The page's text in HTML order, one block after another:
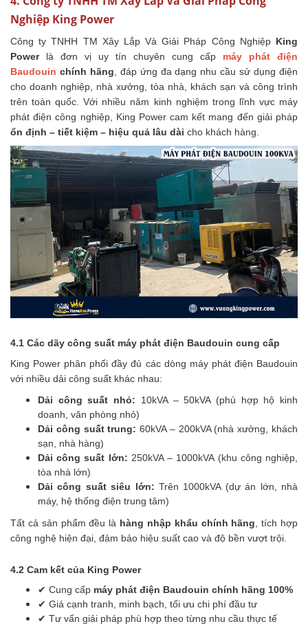
Nghiệp King Power
Công ty TNHH TM Xây Lắp Và Giải Pháp Công Nghiệp King
Powerlà đơn vị uy tín chuyên cung cấp máy phát điện
Baudouin chính hãng , đáp ứng đa dạng nhu cầu sử dụng điện
cho doanh nghiệp, nhà xưởng, tòa nhà, khách sạn và công trình
trên toàn quốc. Với nhiều năm kinh nghiệm trong lĩnh vực máy
phát điện công nghiệp, King Power cam kết mang đến giải pháp
ổn định – tiết kiệm – hiệu quả lâu dài cho khách hàng.
4.1 Các dãy công suất máy phát điện Baudouin cung cấp
King Power phân phối đầy đủ các dòng máy phát điện Baudouin
với nhiều dải công suất khác nhau:
Dải công suất nhỏ: 10kVA – 50kVA (phù hợp hộ kinh
doanh, văn phòng nhỏ)
Dải công suất trung: 60kVA – 200kVA (nhà xưởng, khách
sạn, nhà hàng)
Dải công suất lớn: 250kVA – 1000kVA (khu công nghiệp,
tòa nhà lớn)
Dải công suất siêu lớn: Trên 1000kVA (dự án lớn, nhà
máy, hệ thống điện trung tâm)
Tất cả sản phẩm đều là hàng nhập khẩu chính hãng , tích hợp
công nghệ hiện đại, đảm bảo hiệu suất cao và độ bền vượt trội.
4.2 Cam kết của King Power
✔ Cung cấp máy phát điện Baudouin chính hãng 100%
✔ Giá cạnh tranh, minh bạch, tối ưu chi phí đầu tư
✔ Tư vấn giải pháp phù hợp theo từng nhu cầu thực tế